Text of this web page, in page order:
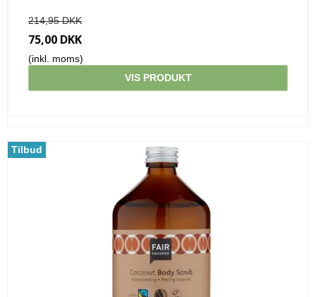
214,95 DKK
75,00 DKK
(inkl. moms)
VIS PRODUKT
Tilbud